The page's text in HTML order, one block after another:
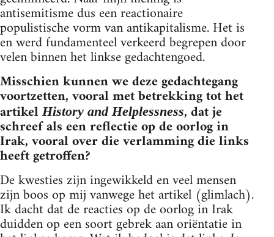
antisemitisme dus een reactionaire
populistische vorm van antikapitalisme. Het is
en werd fundamenteel verkeerd begrepen door
velen binnen het linkse gedachtengoed.
Misschien kunnen we deze gedachtegang
voortzetten, vooral met betrekking tot het
artikel History and Helplessness, dat je
schreef als een reflectie op de oorlog in
Irak, vooral over die verlamming die links
heeft getroffen?
De kwesties zijn ingewikkeld en veel mensen
zijn boos op mij vanwege het artikel (glimlach).
Ik dacht dat de reacties op de oorlog in Irak
duidden op een soort gebrek aan oriëntatie in